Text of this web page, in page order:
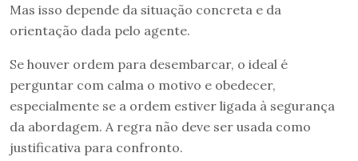
Mas isso depende da situação concreta e da
orientação dada pelo agente.
Se houver ordem para desembarcar, o ideal é
perguntar com calma o motivo e obedecer,
especialmente se a ordem estiver ligada à segurança
da abordagem. A regra não deve ser usada como
justificativa para confronto.